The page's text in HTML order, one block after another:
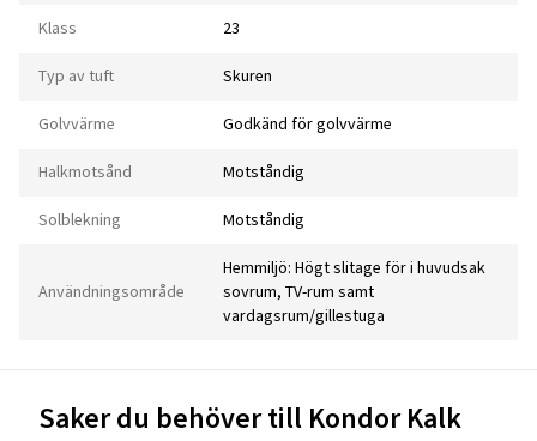
Klass 23
Typ av tuft Skuren
Golvvärme Godkänd för golvvärme
Halkmotsånd Motståndig
Solblekning Motståndig
Användningsområde
Hemmiljö: Högt slitage för i huvudsak
sovrum, TV-rum samt
vardagsrum/gillestuga
Saker du behöver till Kondor Kalk